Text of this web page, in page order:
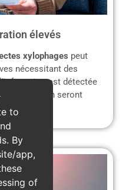
élevés
xylophages peut
nécessitant des
est détectée
rénovation seront
to
By
app,
of